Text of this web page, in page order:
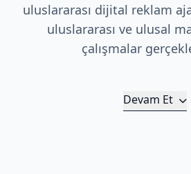
uluslararası dijital reklam
uluslararası ve ulusal
çalışmalar
Devam Et